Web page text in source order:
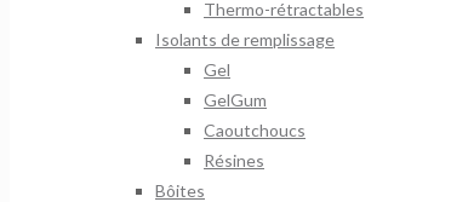
Thermo-rétractables
Isolants de remplissage
Gel
GelGum
Caoutchoucs
Résines
Bôites